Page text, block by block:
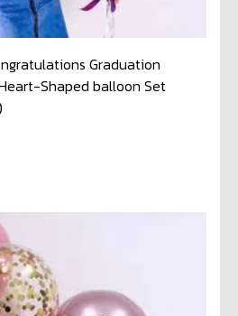
Graduation
Shaped balloon Set